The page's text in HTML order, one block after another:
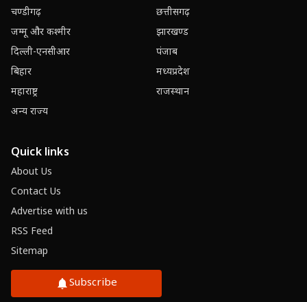
चण्डीगढ़
छत्तीसगढ़
जम्मू और कश्मीर
झारखण्ड
दिल्ली-एनसीआर
पंजाब
बिहार
मध्यप्रदेश
महाराष्ट्र
राजस्थान
अन्य राज्य
Quick links
About Us
Contact Us
Advertise with us
RSS Feed
Sitemap
Subscribe